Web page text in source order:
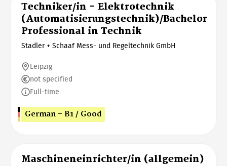
Techniker/in - Elektrotechnik
(Automatisierungstechnik)/Bachelor
Professional in Technik
Stadler + Schaaf Mess- und Regeltechnik GmbH
Leipzig
not specified
Full-time
German - B1 / Good
Maschineneinrichter/in (allgemein)